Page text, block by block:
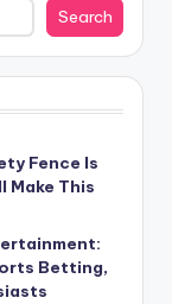
Search
Fence Is
Make This
Betting,